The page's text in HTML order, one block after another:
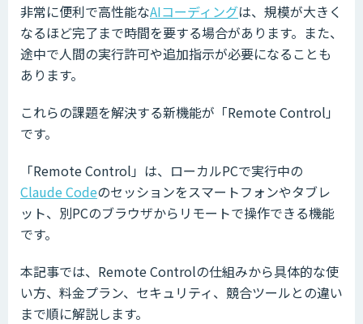
非常に便利で高性能なAIコーディングは、規模が大きく
なるほど完了まで時間を要する場合があります。また、
途中で人間の実行許可や追加指示が必要になることも
あります。
これらの課題を解決する新機能が「Remote Control」
です。
「Remote Control」は、ローカルPCで実行中の
Claude Codeのセッションをスマートフォンやタブレ
ット、別PCのブラウザからリモートで操作できる機能
です。
本記事では、Remote Controlの仕組みから具体的な使
い方、料金プラン、セキュリティ、競合ツールとの違い
まで順に解説します。